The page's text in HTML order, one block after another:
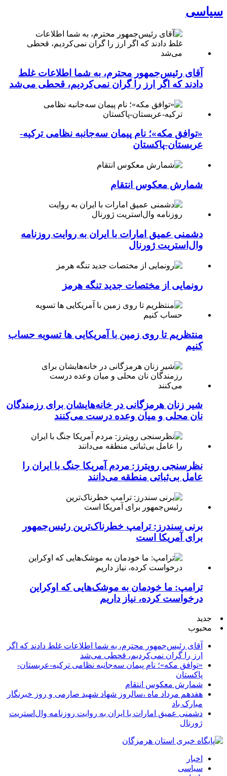
سیاسی
آقای رئیس‌جمهور محترم، به شما اطلاعات غلط
دادند که اگر ارز را گران نمی‌کردیم، قحطی می‌شد
«توافق مکه»؛ نام پیمان سه‌جانبه نظامی ترکیه-
عربستان-پاکستان
شمارش معکوس انتقام
دشمنی عمیق امارات با ایران به روایت روزنامه
وال‌استریت ژورنال
رونمایی از مختصات جدید تنگه هرمز
منتظریم تا روی زمین با آمریکایی ها تسویه حساب
کنیم
شیر زنان هرمزگانی در خانه‌هایشان برای رزمندگان
نان محلی و میان وعده درست می‌کنند
نظرسنجی رویترز: مردم آمریکا جنگ با ایران را
عامل بی‌ثباتی منطقه می‌دانند
برنی سندرز: ترامپ خطرناک‌ترین رئیس‌جمهور
برای آمریکا است
ترامپ: ما خودمان به موشک‌هایی که اوکراین
درخواست کرده، نیاز داریم
جدید
محبوب
آقای رئیس‌جمهور محترم، به شما اطلاعات غلط دادند که اگر
ارز را گران نمی‌کردیم، قحطی می‌شد
«توافق مکه»؛ نام پیمان سه‌جانبه نظامی ترکیه-عربستان-
پاکستان
شمارش معکوس انتقام
هفدهم مرداد ماه ،سالروز شهاد شهید صارمی و روز خبرنگار
مبارک باد
دشمنی عمیق امارات با ایران به روایت روزنامه وال‌استریت
ژورنال
اخبار
سیاسی